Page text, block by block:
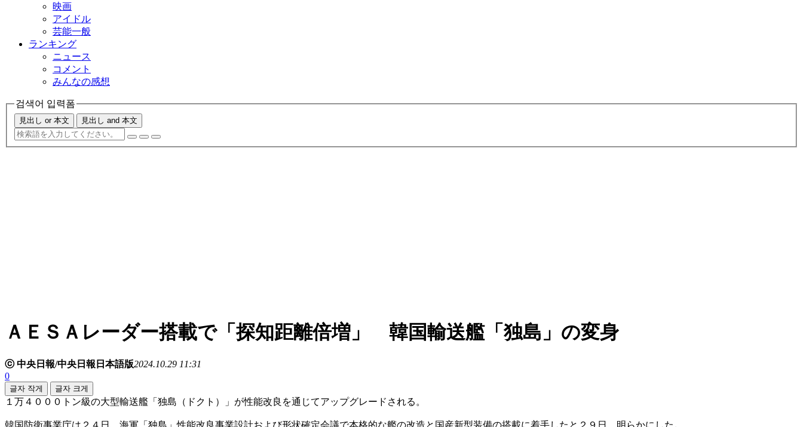
映画
アイドル
芸能一般
ランキング
ニュース
コメント
みんなの感想
검색어 입력폼
見出し or 本文 見出し and 本文
ＡＥＳＡレーダー搭載で「探知距離倍増」 韓国輸送艦「独島」の変身
ⓒ 中央日報/中央日報日本語版2024.10.29 11:31
0
글자 작게 글자 크게
１万４０００トン級の大型輸送艦「独島（ドクト）」が性能改良を通じてアップグレードされる。